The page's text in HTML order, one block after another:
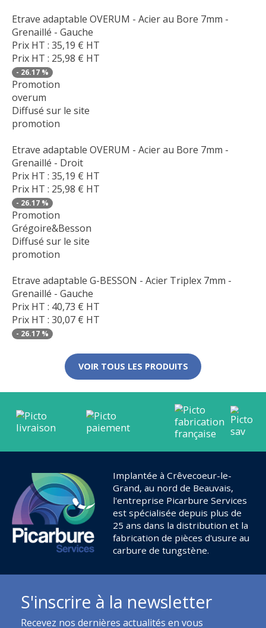
Etrave adaptable OVERUM - Acier au Bore 7mm -
Grenaillé - Gauche
Prix HT : 35,19 € HT
Prix HT : 25,98 € HT
- 26.17 %
Promotion
overum
Diffusé sur le site
promotion
Etrave adaptable OVERUM - Acier au Bore 7mm -
Grenaillé - Droit
Prix HT : 35,19 € HT
Prix HT : 25,98 € HT
- 26.17 %
Promotion
Grégoire&Besson
Diffusé sur le site
promotion
Etrave adaptable G-BESSON - Acier Triplex 7mm -
Grenaillé - Gauche
Prix HT : 40,73 € HT
Prix HT : 30,07 € HT
- 26.17 %
VOIR TOUS LES PRODUITS
Implantée à Crêvecoeur-le-
Grand, au nord de Beauvais,
l'entreprise Picarbure Services
est spécialisée depuis plus de
25 ans dans la distribution et la
fabrication de pièces d'usure au
carbure de tungstène.
S'inscrire à la newsletter
Recevez nos dernières actualités en vous